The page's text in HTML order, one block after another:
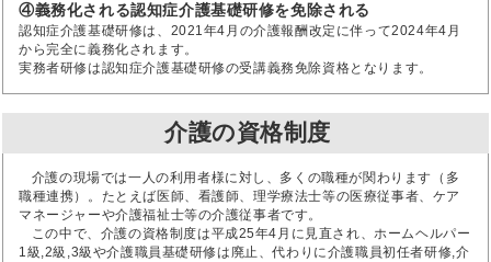
④義務化される認知症介護基礎研修を免除される
認知症介護基礎研修は、2021年4月の介護報酬改定に伴って2024年4月
から完全に義務化されます。
実務者研修は認知症介護基礎研修の受講義務免除資格となります。
介護の資格制度
介護の現場では一人の利用者様に対し、多くの職種が関わります（多
職種連携）。たとえば医師、看護師、理学療法士等の医療従事者、ケア
マネージャーや介護福祉士等の介護従事者です。
この中で、介護の資格制度は平成25年4月に見直され、ホームヘルパー
1級,2級,3級や介護職員基礎研修は廃止、代わりに介護職員初任者研修,介